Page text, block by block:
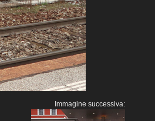
Immagine successiva: